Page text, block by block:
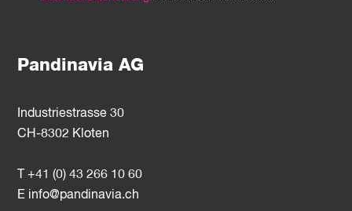
Pandinavia AG
Industriestrasse 30
CH-8302 Kloten
T +41 (0) 43 266 10 60
E info@pandinavia.ch